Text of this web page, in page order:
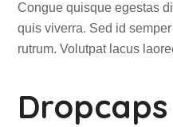
Congue quisque egestas
quis viverra. Sed id
rutrum. Volutpat lacus
Dropcaps